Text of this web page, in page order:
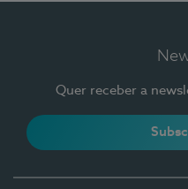
Quer receber a